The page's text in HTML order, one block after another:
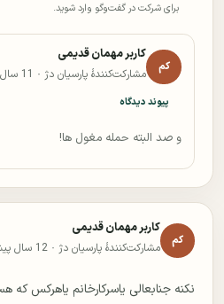
برای شرکت در گفت‌وگو وارد شوید.
کم
کاربر مهمان قدیمی
مشارکت‌کنندهٔ پارسیان دژ · 11 سال پیش
پیوند دیدگاه
و صد البته حمله مغول ها!
کم
کاربر مهمان قدیمی
مشارکت‌کنندهٔ پارسیان دژ ·12 سال پیش
نکنه جنابعالی یاسرکارخانم یاهرکس